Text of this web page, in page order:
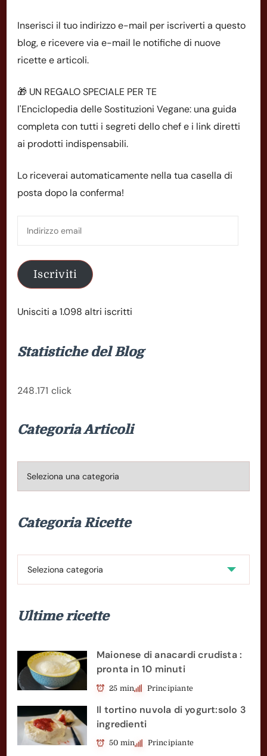
Inserisci il tuo indirizzo e-mail per iscriverti a questo
blog, e ricevere via e-mail le notifiche di nuove
ricette e articoli.
🎁 UN REGALO SPECIALE PER TE
l'Enciclopedia delle Sostituzioni Vegane: una guida
completa con tutti i segreti dello chef e i link diretti
ai prodotti indispensabili.
Lo riceverai automaticamente nella tua casella di
posta dopo la conferma!
Iscriviti
Unisciti a 1.098 altri iscritti
Statistiche del Blog
248.171 click
Categoria Articoli
Categoria Ricette
Ultime ricette
Maionese di anacardi crudista :
pronta in 10 minuti
25 min Principiante
Il tortino nuvola di yogurt:solo 3
ingredienti
50 min Principiante